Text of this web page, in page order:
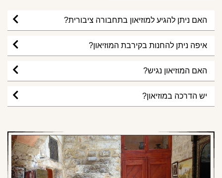
האם ניתן להגיע למוזיאון בתחבורה ציבורית?
איפה ניתן להחנות בקירבת המוזיאון?
האם המוזיאון נגיש?
יש הדרכה במוזיאון?